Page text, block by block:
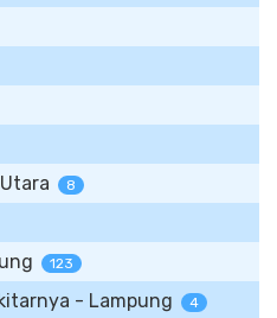
8
123
- Lampung 4